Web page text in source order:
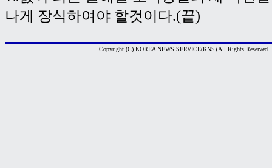
나게 장식하여야 할것이다.(끝)
Copyright (C) KOREA NEWS SERVICE(KNS) All Rights Reserved.